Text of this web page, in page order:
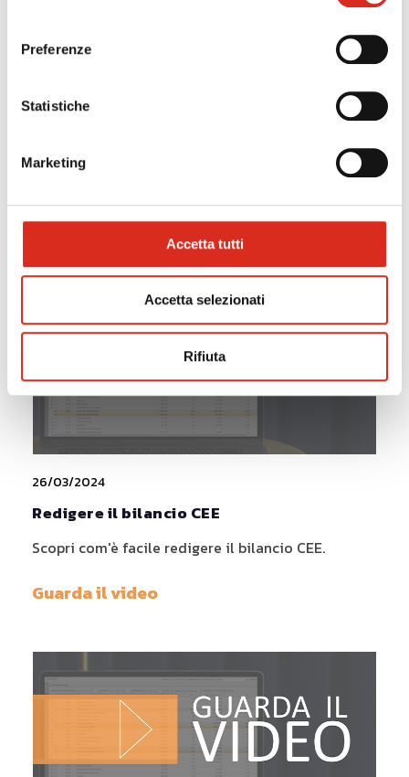
Preferenze
Statistiche
Marketing
Accetta tutti
Accetta selezionati
Rifiuta
Management Suite di Progesa S.p.A.
Quali attività di supporto all'azienda possiamo
offrirti?
Leggi la news
26/03/2024
Redigere il bilancio CEE
Scopri com'è facile redigere il bilancio CEE.
Guarda il video